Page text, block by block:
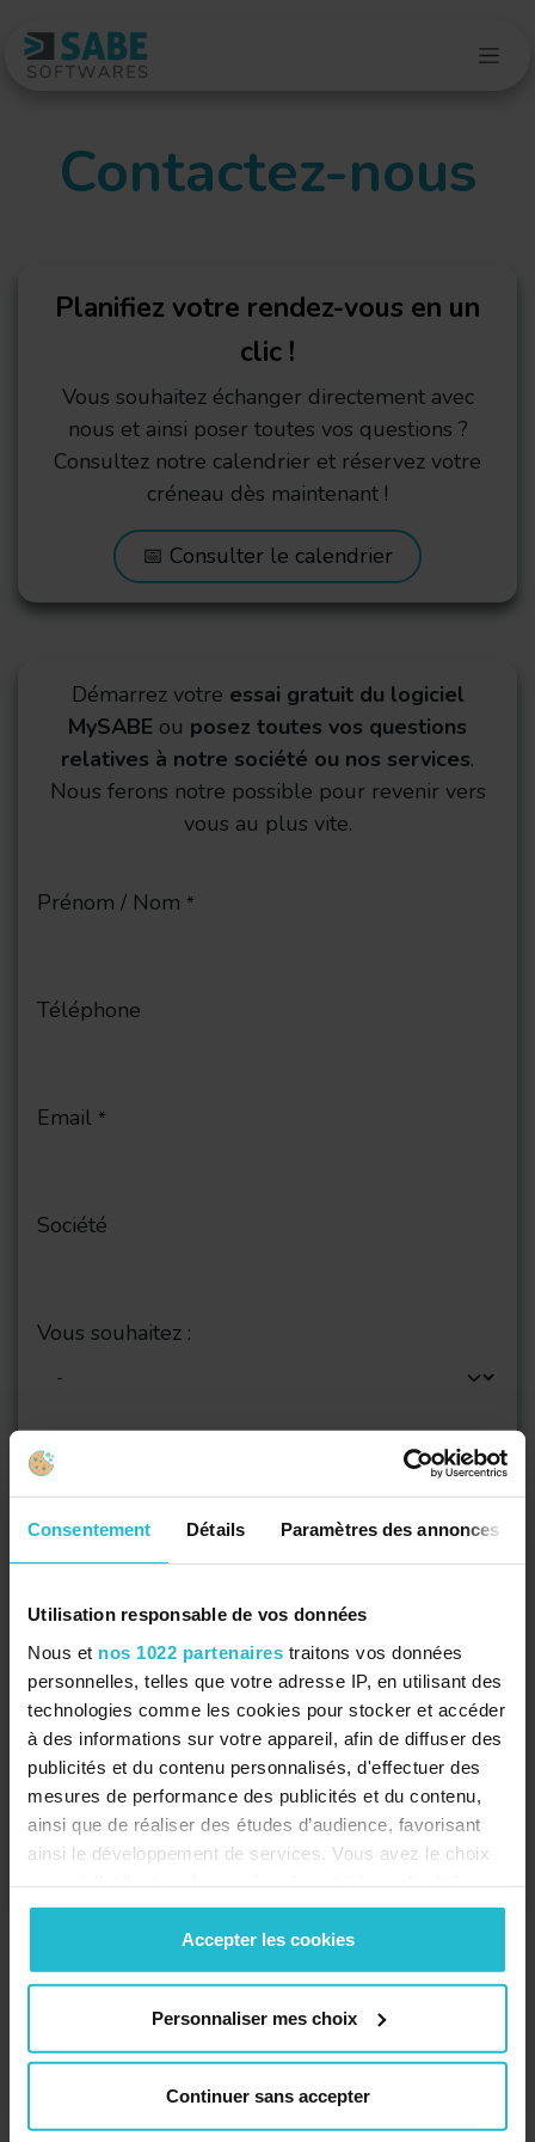
Consentement Détails Paramètres des annonces
Utilisation responsable de vos données
Nous et nos 1022 partenaires traitons vos données
personnelles, telles que votre adresse IP, en utilisant des
technologies comme les cookies pour stocker et accéder
à des informations sur votre appareil, afin de diffuser des
publicités et du contenu personnalisés, d'effectuer des
mesures de performance des publicités et du contenu,
ainsi que de réaliser des études d’audience, favorisant
ainsi le développement de services. Vous avez le choix
Vous pouvez modifier ou retirer votre consentement à
tout moment en consultant la Déclaration relative aux
cookies ou en cliquant sur l'icône de confidentialité.
Si vous le permettez, nous aimerions également :
Collecter des informations sur votre localisation
géographique qui peuvent être précises à plusieurs
Accepter les cookies
Personnaliser mes choix
Continuer sans accepter
Contactez-nous
Planifiez votre rendez-vous en un
clic !
Vous souhaitez échanger directement avec
nous et ainsi poser toutes vos questions ?
Consultez notre calendrier et réservez votre
créneau dès maintenant !
📅 Consulter le calendrier
Démarrez votre essai gratuit du logiciel
MySABE ou posez toutes vos questions
relatives à notre société ou nos services.
Nous ferons notre possible pour revenir vers
vous au plus vite.
Prénom / Nom *
Téléphone
Email *
Société
Vous souhaitez :
Sujet
Envoyer
*Champs obligatoires
En cliquant sur soumettre, vous acceptez et affirmez avoir
pris connaissance des termes et conditions énoncés dans
notrepolitique de confidentialité.